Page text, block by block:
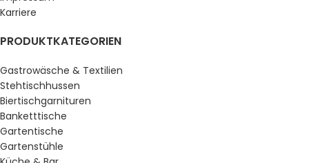
Karriere
PRODUKTKATEGORIEN
Gastrowäsche & Textilien
Stehtischhussen
Biertischgarnituren
Banketttische
Gartentische
Gartenstühle